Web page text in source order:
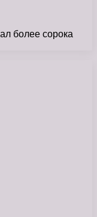
более сорока